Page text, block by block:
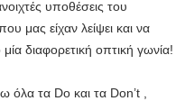
υποθέσεις του
μας είχαν λείψει και να
διαφορετική οπτική γωνία!
όλα τα Do και τα Don’t ,